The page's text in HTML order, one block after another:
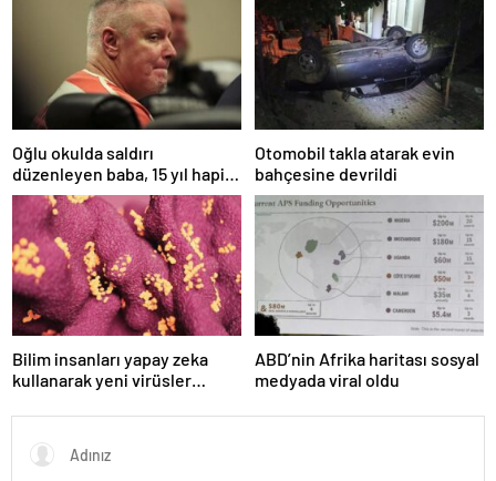
Oğlu okulda saldırı
düzenleyen baba, 15 yıl hapis
cezasına çarptırıldı
Otomobil takla atarak evin
bahçesine devrildi
Bilim insanları yapay zeka
kullanarak yeni virüsler
ABD’nin Afrika haritası sosyal
medyada viral oldu